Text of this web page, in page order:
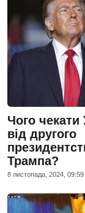
Чого чекати
від другого
Трампа?
8 листопада, 2024, 09:59